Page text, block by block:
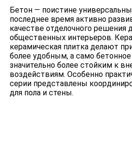
Бетон — поистине
последнее время активно
качестве отделочного решения
общественных интерьеров.
керамическая плитка делают
более удобным, а само
значительно более стойким к
воздействиям. Особенно
серии представлены
для пола и стены.